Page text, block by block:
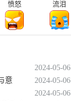
愤怒 流泪
2024-05-06
意
2024-05-06
2024-05-06